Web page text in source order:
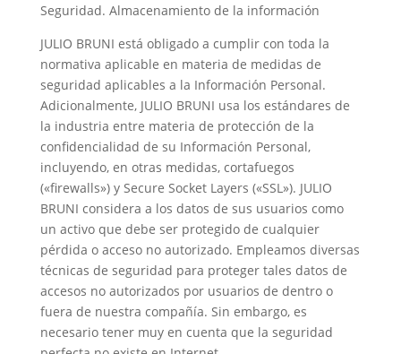
Seguridad. Almacenamiento de la información
JULIO BRUNI está obligado a cumplir con toda la
normativa aplicable en materia de medidas de
seguridad aplicables a la Información Personal.
Adicionalmente, JULIO BRUNI usa los estándares de
la industria entre materia de protección de la
confidencialidad de su Información Personal,
incluyendo, en otras medidas, cortafuegos
(«firewalls») y Secure Socket Layers («SSL»). JULIO
BRUNI considera a los datos de sus usuarios como
un activo que debe ser protegido de cualquier
pérdida o acceso no autorizado. Empleamos diversas
técnicas de seguridad para proteger tales datos de
accesos no autorizados por usuarios de dentro o
fuera de nuestra compañía. Sin embargo, es
necesario tener muy en cuenta que la seguridad